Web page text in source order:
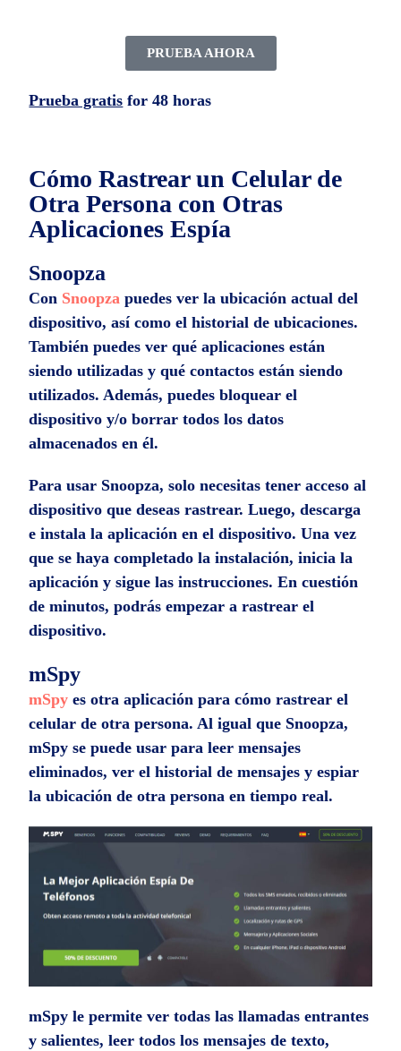
PRUEBA AHORA
Prueba gratis for 48 horas
Cómo Rastrear un Celular de
Otra Persona con Otras
Aplicaciones Espía
Snoopza
Con Snoopza puedes ver la ubicación actual del
dispositivo, así como el historial de ubicaciones.
También puedes ver qué aplicaciones están
siendo utilizadas y qué contactos están siendo
utilizados. Además, puedes bloquear el
dispositivo y/o borrar todos los datos
almacenados en él.
Para usar Snoopza, solo necesitas tener acceso al
dispositivo que deseas rastrear. Luego, descarga
e instala la aplicación en el dispositivo. Una vez
que se haya completado la instalación, inicia la
aplicación y sigue las instrucciones. En cuestión
de minutos, podrás empezar a rastrear el
dispositivo.
mSpy
mSpy es otra aplicación para cómo rastrear el
celular de otra persona. Al igual que Snoopza,
mSpy se puede usar para leer mensajes
eliminados, ver el historial de mensajes y espiar
la ubicación de otra persona en tiempo real.
mSpy le permite ver todas las llamadas entrantes
y salientes, leer todos los mensajes de texto,